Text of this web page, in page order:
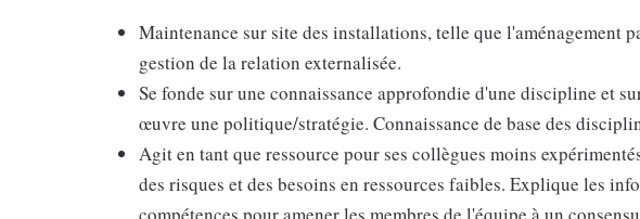
Maintenance sur site des installations, telle que l'aménagement
gestion de la relation externalisée.
Se fonde sur une connaissance approfondie d'une discipline et
œuvre une politique/stratégie. Connaissance de base des
Agit en tant que ressource pour ses collègues moins
des risques et des besoins en ressources faibles. Explique les